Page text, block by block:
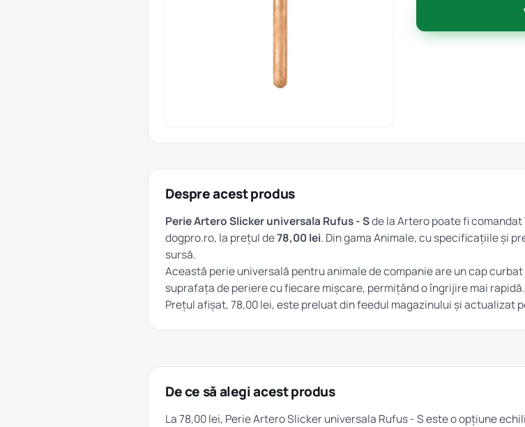
Despre acest produs
Perie Artero Slicker universala Rufus - Sde la Artero poate fi comandat
dogpro.ro, la prețul de78,00 lei. Din gamaAnimale, cu specificațiile și
sursă.
Această perie universală pentru animale de companie are un cap
suprafața de periere cu fiecare mișcare, permițând o îngrijire mai rapidă.
Prețul afișat, 78,00 lei, este preluat din feedul magazinului și actualizat
De ce să alegi acest produs
La 78,00 lei, Perie Artero Slicker universala Rufus - S este o opțiune